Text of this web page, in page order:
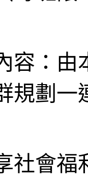
：由
規劃一
會福